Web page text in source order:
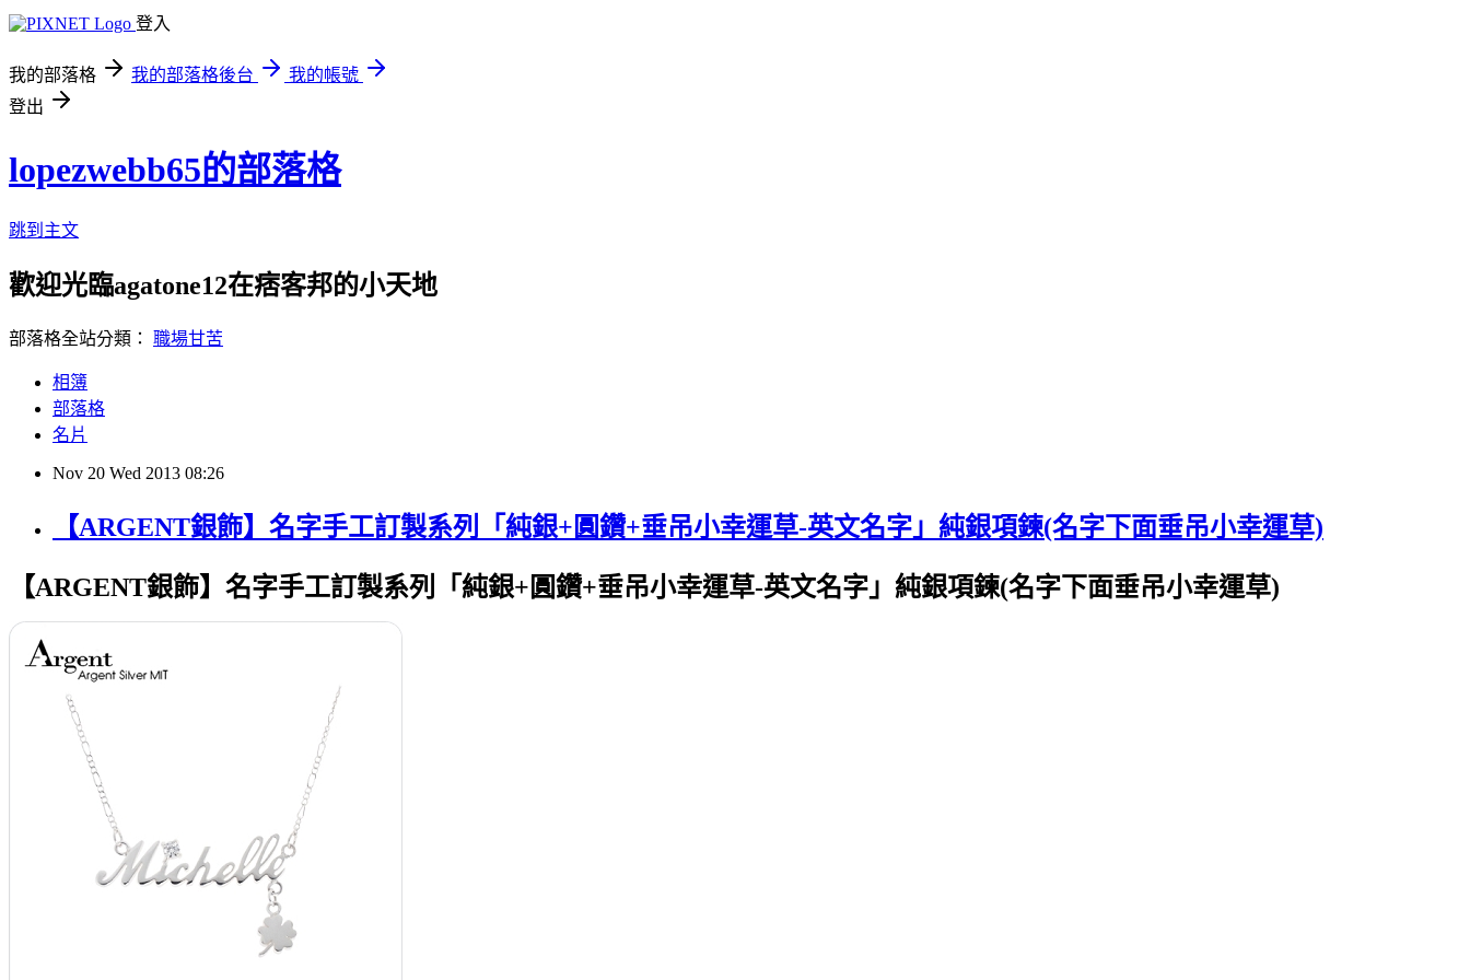
登入
我的部落格 我的部落格後台
我的帳號
登出
lopezwebb65的部落格
跳到主文
歡迎光臨agatone12在痞客邦的小天地
部落格全站分類： 職場甘苦
相簿
部落格
名片
Nov 20 Wed 2013 08:26
【ARGENT銀飾】名字手工訂製系列「純銀+圓鑽+垂吊小幸運草-英文名字」純銀項鍊(名字下面垂吊小幸運草)
【ARGENT銀飾】名字手工訂製系列「純銀+圓鑽+垂吊小幸運草-英文名字」純銀項鍊(名字下面垂吊小幸運草)